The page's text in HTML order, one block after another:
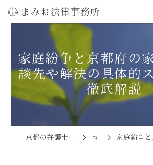
家庭紛争と京都府の
談先や解決の具体的
徹底解説
京都の弁護士ならまみお法律事務所 コラム 家庭紛争と京都府の家事